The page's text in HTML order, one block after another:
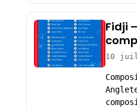
Fidji
10